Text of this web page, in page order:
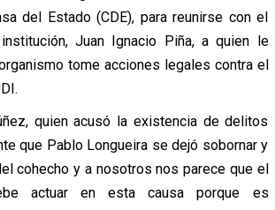
del Estado (CDE), para reunirse con el
Juan Ignacio Piña, a quien le
tome acciones legales contra el
quien acusó la existencia de delitos
que Pablo Longueira se dejó sobornar y
cohecho y a nosotros nos parece que el
actuar en esta causa porque es